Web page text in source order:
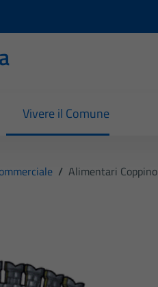
Vivere il Comune
/ Alimentari Coppino